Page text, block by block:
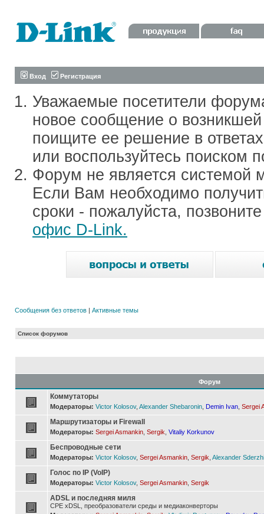
Вход Регистрация
Уважаемые посетители
новое сообщение о
поищите ее решение в
или воспользуйтесь поиском
Форум не является системой
Если Вам необходимо
сроки - пожалуйста,
офис D-Link.
Сообщения без ответов | Активные темы
Список форумов
Форум
Коммутаторы
Модераторы: Victor Kolosov, Alexander Shebaronin Demin Ivan Sergei
Маршрутизаторы и Firewall
Модераторы: Sergei Asmankin Sergik Vitaliy Korkunov
Беспроводные сети
Модераторы: Victor Kolosov, Sergei Asmankin Sergik Alexander
Голос по IP (VoIP)
Модераторы: Victor Kolosov, Sergei Asmankin Sergik
ADSL и последняя миля
CPE xDSL, преобразователи среды и медиаконверторы